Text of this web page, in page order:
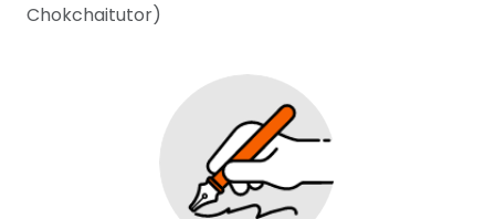
Chokchaitutor)